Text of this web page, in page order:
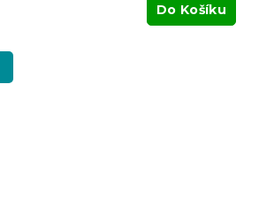
Do Košíku